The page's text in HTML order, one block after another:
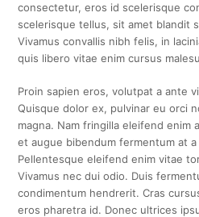
consectetur, eros id scelerisque
scelerisque tellus, sit amet blandit
Vivamus convallis nibh felis, in
quis libero vitae enim cursus
Proin sapien eros, volutpat a ante
Quisque dolor ex, pulvinar eu orci
magna. Nam fringilla eleifend enim
et augue bibendum fermentum at
Pellentesque eleifend enim vitae
Vivamus nec dui odio. Duis
condimentum hendrerit. Cras
eros pharetra id. Donec ultrices